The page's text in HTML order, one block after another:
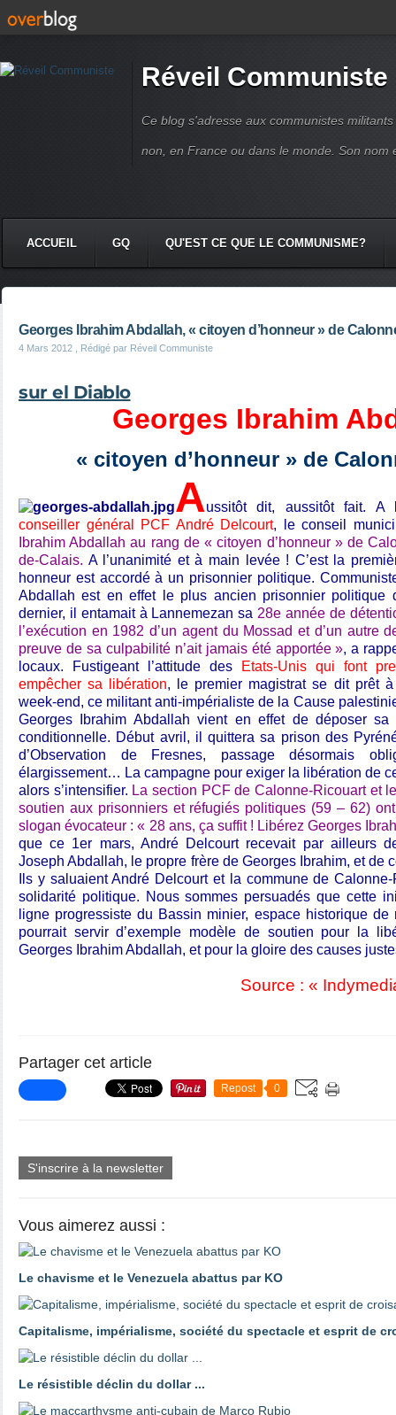
Réveil Communiste
Ce blog s'adresse aux communistes
non, en France ou dans le monde. Son nom
ACCUEIL GQ QU'EST CE QUE LE COMMUNISME?
Georges Ibrahim Abdallah, « citoyen d’honneur » de
4 Mars 2012 , Rédigé par Réveil Communiste
sur el Diablo
Georges Ibrahim
« citoyen d’honneur » de
Aussitôt dit, aussitôt fait.
conseiller général PCF André Delcourt, le conseil
Ibrahim Abdallah au rang de « citoyen d’honneur » de
de-Calais. A l’unanimité et à main levée ! C’est la
honneur est accordé à un prisonnier politique.
Abdallah est en effet le plus ancien prisonnier politique
dernier, il entamait à Lannemezan sa 28e année de
l’exécution en 1982 d’un agent du Mossad et d’un autre
preuve de sa culpabilité n’ait jamais été apportée », a
locaux. Fustigeant l’attitude des
Etats-Unis qui font
empêcher sa libération, le premier magistrat se dit prêt
week-end, ce militant anti-impérialiste de la Cause
Georges Ibrahim Abdallah vient en effet de déposer
conditionnelle. Début avril, il quittera sa prison des
d’Observation de Fresnes, passage désormais
élargissement… La campagne pour exiger la libération de
alors s’intensifier. La section PCF de Calonne-Ricouart et
soutien aux prisonniers et réfugiés politiques (59 – 62)
slogan évocateur : « 28 ans, ça suffit ! Libérez Georges
que ce 1er mars, André Delcourt recevait par ailleurs
Joseph Abdallah, le propre frère de Georges Ibrahim, et de
Ils y saluaient André Delcourt et la commune de
solidarité politique. Nous sommes persuadés que cette
ligne progressiste du Bassin minier, espace historique de
pourrait servir d’exemple modèle de soutien pour la
Georges Ibrahim Abdallah, et pour la gloire des causes
Source : «
Partager cet article
Repost 0
S'inscrire à la newsletter
Vous aimerez aussi :
Le chavisme et le Venezuela abattus par KO
Capitalisme, impérialisme, société du spectacle et esprit de
Le résistible déclin du dollar ...